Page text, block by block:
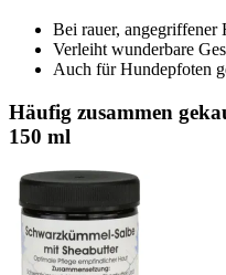
Bei rauer, angegriffener
Verleiht wunderbare
Auch für Hundepfoten
Häufig zusammen
150 ml